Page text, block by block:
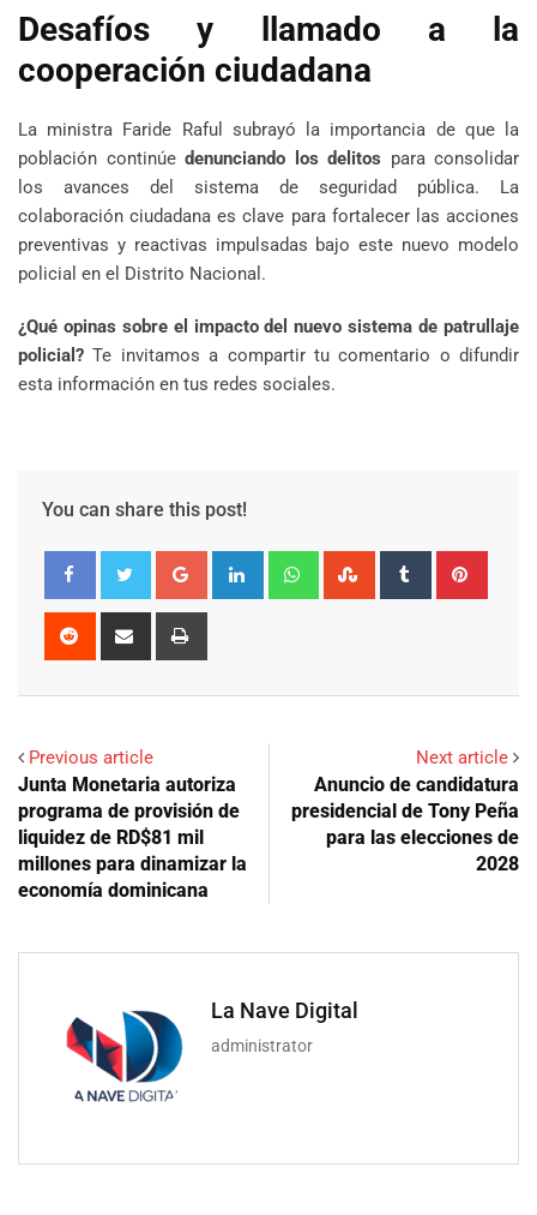
Desafíos y llamado a la
cooperación ciudadana
La ministra Faride Raful subrayó la importancia de que la
población continúe denunciando los delitos para consolidar
los avances del sistema de seguridad pública. La
colaboración ciudadana es clave para fortalecer las acciones
preventivas y reactivas impulsadas bajo este nuevo modelo
policial en el Distrito Nacional.
¿Qué opinas sobre el impacto del nuevo sistema de patrullaje
policial? Te invitamos a compartir tu comentario o difundir
esta información en tus redes sociales.
You can share this post!
Google+ LinkedIn WhatsappStumbleUpon
Tumblr
Reddit
Share
Previous article
Junta Monetaria autoriza
programa de provisión de
liquidez de RD$81 mil
millones para dinamizar la
economía dominicana
Next article
Anuncio de candidatura
presidencial de Tony Peña
para las elecciones de
2028
La Nave Digital
administrator